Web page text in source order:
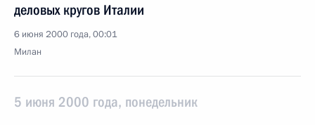
деловых кругов Италии
6 июня 2000 года, 00:01
Милан
5 июня 2000 года, понедельник